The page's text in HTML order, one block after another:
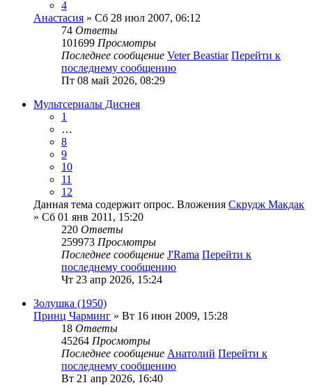
4
Анастасия » Сб 28 июл 2007, 06:12
74 Ответы
101699 Просмотры
Последнее сообщение Veter Beastiar Перейти к
последнему сообщению
Пт 08 май 2026, 08:29
Мультсериалы Диснея
1
…
8
9
10
11
12
Данная тема содержит опрос. Вложения Скрудж Макдак
» Сб 01 янв 2011, 15:20
220 Ответы
259973 Просмотры
Последнее сообщение J'Rama Перейти к
последнему сообщению
Чт 23 апр 2026, 15:24
Золушка (1950)
Принц Чарминг » Вт 16 июн 2009, 15:28
18 Ответы
45264 Просмотры
Последнее сообщение Анатолий Перейти к
последнему сообщению
Вт 21 апр 2026, 16:40